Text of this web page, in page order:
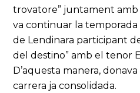
trovatore” juntament amb
va continuar la temporada
de Lendinara participant
del destino” amb el tenor
D’aquesta manera,
carrera ja consolidada.